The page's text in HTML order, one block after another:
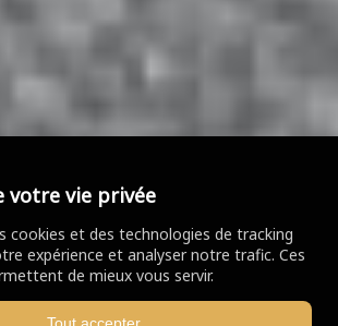
votre vie privée
cookies et des technologies de tracking
expérience et analyser notre trafic. Ces
de mieux vous servir.